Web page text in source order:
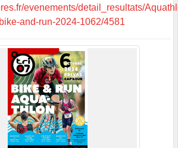
evenements/detail_resultats/
and-run-2024-1062/4581